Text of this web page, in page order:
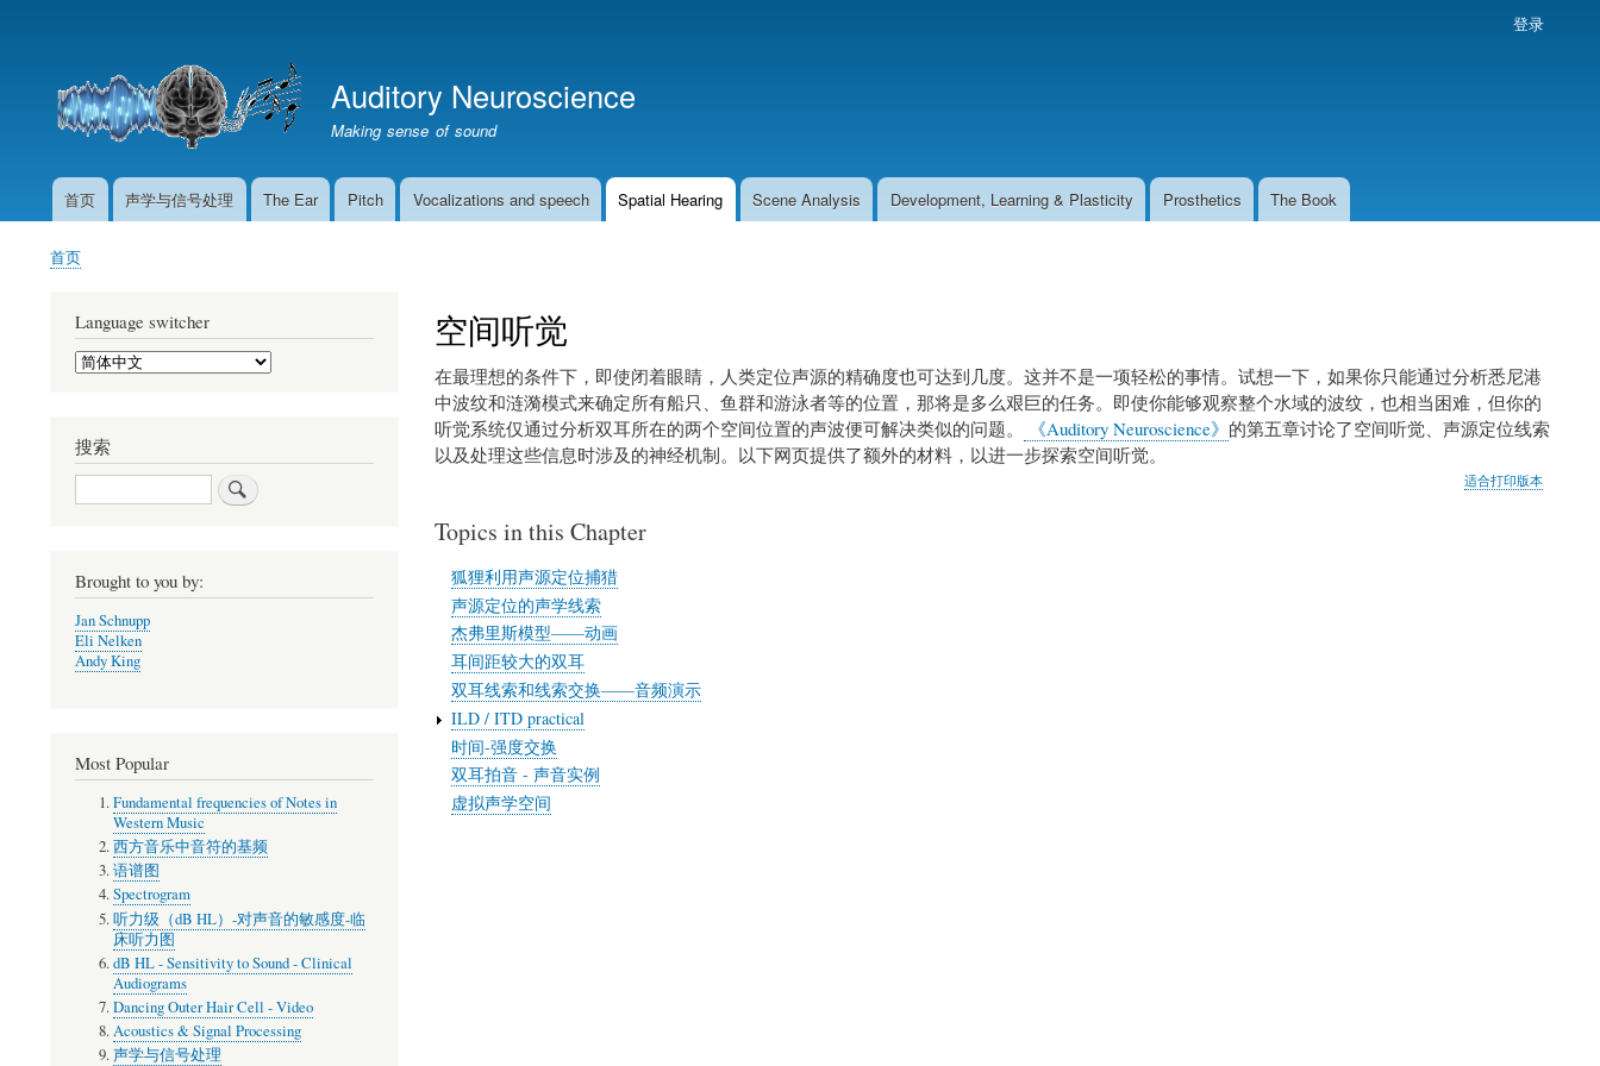
登录
Auditory Neuroscience
Making sense of sound
航
首页 声学与信号处理 The Ear Pitch Vocalizations and speech Spatial Hearing Scene Analysis Development, Learning & Plasticity Prosthetics The Book
面
首页
空间听觉
在最理想的条件下，即使闭着眼睛，人类定位声源的精确度也可达到几度。这并不是一项轻松的事情。试想一下，如果你只能通过分析悉尼港
中波纹和涟漪模式来确定所有船只、鱼群和游泳者等的位置，那将是多么艰巨的任务。即使你能够观察整个水域的波纹，也相当困难，但你的
听觉系统仅通过分析双耳所在的两个空间位置的声波便可解决类似的问题。
《Auditory Neuroscience》 的第五章讨论了空间听觉、声源定位线索
以及处理这些信息时涉及的神经机制。以下网页提供了额外的材料，以进一步探索空间听觉。
适合打印版本
Topics in this Chapter
狐狸利用声源定位捕猎
声源定位的声学线索
杰弗里斯模型——动画
耳间距较大的双耳
双耳线索和线索交换——音频演示
ILD / ITD practical
时间-强度交换
双耳拍音 - 声音实例
虚拟声学空间
Language switcher
Select
your
搜索
搜
索
Brought to you by:
Jan Schnupp
Eli Nelken
Andy King
Most Popular
Fundamental frequencies of Notes in
Western Music
西方音乐中音符的基频
语谱图
Spectrogram
听力级（dB HL）-对声音的敏感度-临
床听力图
dB HL - Sensitivity to Sound - Clinical
Audiograms
Dancing Outer Hair Cell - Video
Acoustics & Signal Processing
声学与信号处理